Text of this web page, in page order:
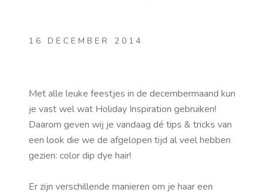
16 DECEMBER 2014
Met alle leuke feestjes in de decembermaand kun
je vast wel wat Holiday Inspiration gebruiken!
Daarom geven wij je vandaag dé tips & tricks van
een look die we de afgelopen tijd al veel hebben
gezien: color dip dye hair!
Er zijn verschillende manieren om je haar een